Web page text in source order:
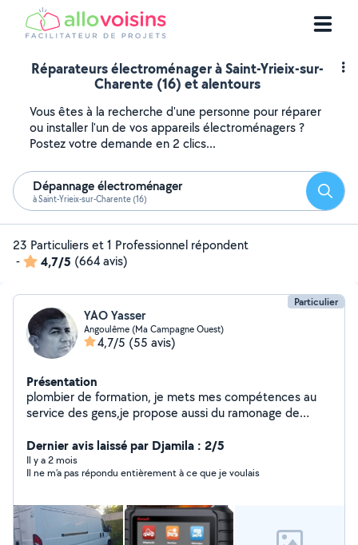
Réparateurs électroménager à Saint-Yrieix-sur-
Charente (16) et alentours
Vous êtes à la recherche d'une personne pour réparer
ou installer l'un de vos appareils électroménagers ?
Postez votre demande en 2 clics...
Dépannage électroménager
à Saint-Yrieix-sur-Charente (16)
23 Particuliers et 1 Professionnel répondent
-
4,7/5 (664 avis)
Particulier
YAO Yasser
Angoulême (Ma Campagne Ouest)
4,7/5 (55 avis)
Présentation
plombier de formation, je mets mes compétences au
service des gens,je propose aussi du ramonage de
électroménagers et électriques, jardinage, tapisserie. je
suis très sérieux, honnête et ponctuel. N'hésitez de me
contacter.
Dernier avis laissé par Djamila : 2/5
Il y a 2 mois
Il ne m’a pas répondu entièrement à ce que je voulais